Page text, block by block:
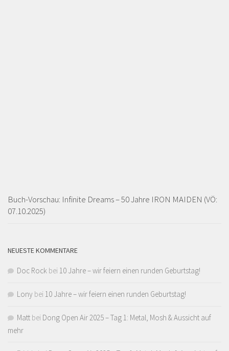
Buch-Vorschau: Infinite Dreams – 50 Jahre IRON MAIDEN (VÖ:
07.10.2025)
NEUESTE KOMMENTARE
Doc Rock bei 10 Jahre – wir feiern einen runden Geburtstag!
Lony bei 10 Jahre – wir feiern einen runden Geburtstag!
Matt bei Dong Open Air 2025 – Tag 1: Metal, Mosh & Aussicht auf
mehr